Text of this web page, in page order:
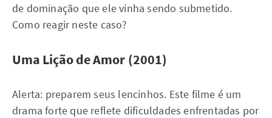
de dominação que ele vinha sendo submetido.
Como reagir neste caso?
Uma Lição de Amor (2001)
Alerta: preparem seus lencinhos. Este filme é um
drama forte que reflete dificuldades enfrentadas por